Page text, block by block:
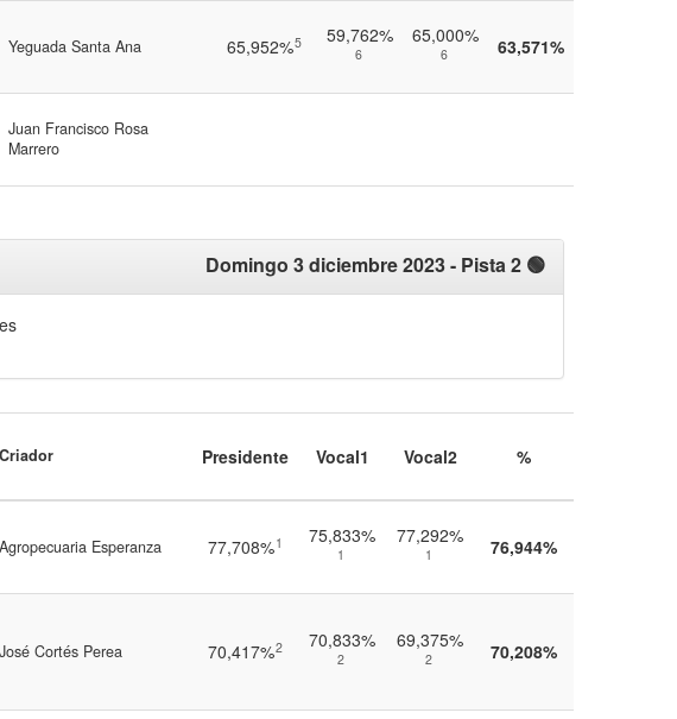
Yeguada Santa Ana 65,952%5 59,762%
6
65,000%
6 63,571%
Juan Francisco Rosa
Marrero
Domingo 3 diciembre 2023- Pista 2 🟢
Criador Presidente Vocal1 Vocal2 %
Agropecuaria Esperanza 77,708%1 75,833%
1
77,292%
1 76,944%
José Cortés Perea 70,417%2 70,833%
2
69,375%
2 70,208%